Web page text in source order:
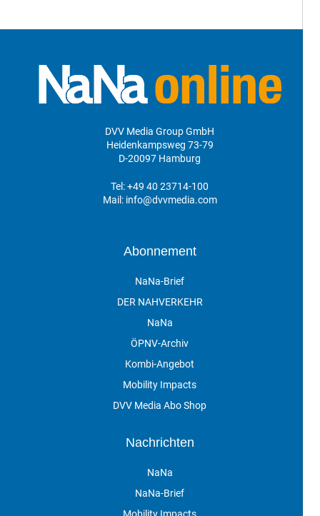
DVV Media Group GmbH
Heidenkampsweg 73-79
D-20097 Hamburg
Tel:+49 40 23714-100
Mail: info@dvvmedia.com
Abonnement
NaNa-Brief
DER NAHVERKEHR
NaNa
ÖPNV-Archiv
Kombi-Angebot
Mobility Impacts
DVV Media Abo Shop
Nachrichten
NaNa
NaNa-Brief